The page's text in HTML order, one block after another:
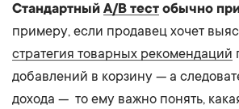
Стандартный A/B тест обычно
примеру, если продавец хочет
стратегия товарных рекомендаций
добавлений в корзину — а
дохода — то ему важно понять,